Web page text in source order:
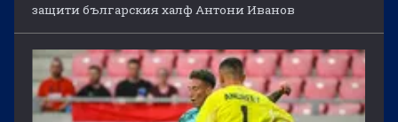
защити българския халф Антони Иванов